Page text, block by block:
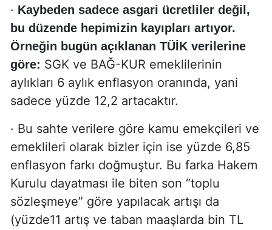
· Kaybeden sadece asgari ücretliler değil,
bu düzende hepimizin kayıpları artıyor.
Örneğin bugün açıklanan TÜİK verilerine
göre: SGK ve BAĞ-KUR emeklilerinin
aylıkları 6 aylık enflasyon oranında, yani
sadece yüzde 12,2 artacaktır.
· Bu sahte verilere göre kamu emekçileri ve
emeklileri olarak bizler için ise yüzde 6,85
enflasyon farkı doğmuştur. Bu farka Hakem
Kurulu dayatması ile biten son “toplu
sözleşmeye” göre yapılacak artışı da
(yüzde11 artış ve taban maaşlarda bin TL